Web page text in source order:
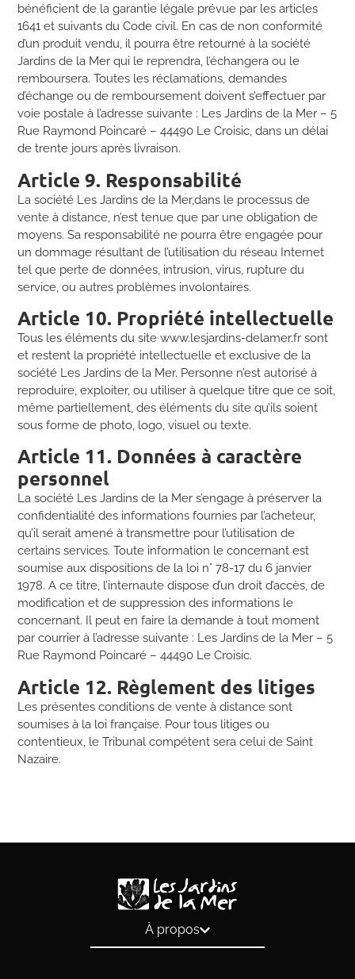
bénéficient de la garantie légale prévue par les articles
1641 et suivants du Code civil. En cas de non conformité
d’un produit vendu, il pourra être retourné à la société
Jardins de la Mer qui le reprendra, l’échangera ou le
remboursera. Toutes les réclamations, demandes
d’échange ou de remboursement doivent s’effectuer par
voie postale à l’adresse suivante : Les Jardins de la Mer – 5
Rue Raymond Poincaré – 44490 Le Croisic, dans un délai
de trente jours après livraison.
Article 9. Responsabilité
La société Les Jardins de la Mer,dans le processus de
vente à distance, n’est tenue que par une obligation de
moyens. Sa responsabilité ne pourra être engagée pour
un dommage résultant de l’utilisation du réseau Internet
tel que perte de données, intrusion, virus, rupture du
service, ou autres problèmes involontaires.
Article 10. Propriété intellectuelle
Tous les éléments du site www.lesjardins-delamer.fr sont
et restent la propriété intellectuelle et exclusive de la
société Les Jardins de la Mer. Personne n’est autorisé à
reproduire, exploiter, ou utiliser à quelque titre que ce soit,
même partiellement, des éléments du site qu’ils soient
sous forme de photo, logo, visuel ou texte.
Article 11. Données à caractère
personnel
La société Les Jardins de la Mer s’engage à préserver la
confidentialité des informations fournies par l’acheteur,
qu’il serait amené à transmettre pour l’utilisation de
certains services. Toute information le concernant est
soumise aux dispositions de la loi n° 78-17 du 6 janvier
1978. A ce titre, l’internaute dispose d’un droit d’accès, de
modification et de suppression des informations le
concernant. Il peut en faire la demande à tout moment
par courrier à l’adresse suivante : Les Jardins de la Mer – 5
Rue Raymond Poincaré – 44490 Le Croisic.
Article 12. Règlement des litiges
Les présentes conditions de vente à distance sont
soumises à la loi française. Pour tous litiges ou
contentieux, le Tribunal compétent sera celui de Saint
Nazaire.
À propos